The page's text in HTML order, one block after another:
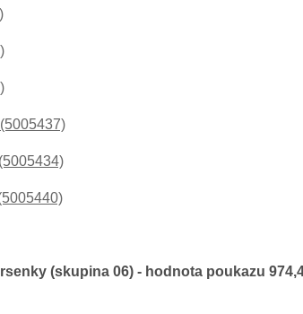
(skupina 06) - hodnota poukazu